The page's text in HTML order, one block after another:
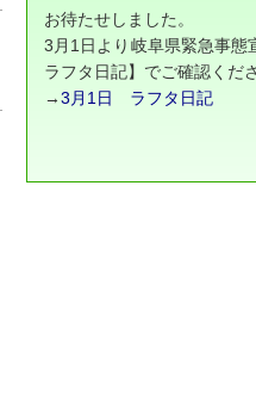
お待たせしました。
3月1日より岐阜県緊急事態
ラフタ日記】でご確認くだ
→3月1日 ラフタ日記